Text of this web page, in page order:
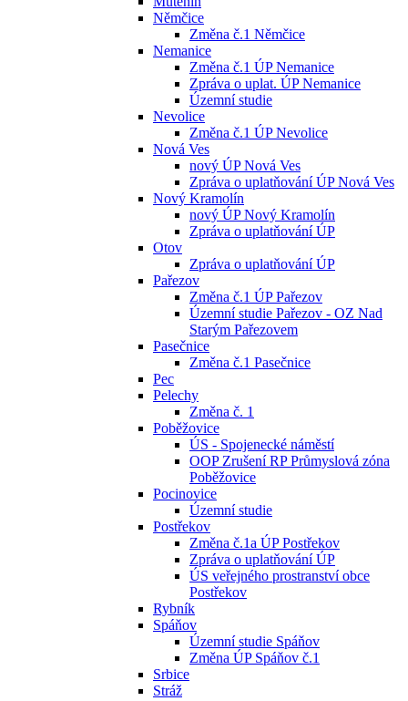
Němčice
Změna č.1 Němčice
Nemanice
Změna č.1 ÚP Nemanice
Zpráva o uplat. ÚP Nemanice
Územní studie
Nevolice
Změna č.1 ÚP Nevolice
Nová Ves
nový ÚP Nová Ves
Zpráva o uplatňování ÚP Nová Ves
Nový Kramolín
nový ÚP Nový Kramolín
Zpráva o uplatňování ÚP
Otov
Zpráva o uplatňování ÚP
Pařezov
Změna č.1 ÚP Pařezov
Územní studie Pařezov - OZ Nad
Starým Pařezovem
Pasečnice
Změna č.1 Pasečnice
Pec
Pelechy
Změna č. 1
Poběžovice
ÚS - Spojenecké náměstí
OOP Zrušení RP Průmyslová zóna
Poběžovice
Pocinovice
Územní studie
Postřekov
Změna č.1a ÚP Postřekov
Zpráva o uplatňování ÚP
ÚS veřejného prostranství obce
Postřekov
Rybník
Spáňov
Územní studie Spáňov
Změna ÚP Spáňov č.1
Srbice
Stráž